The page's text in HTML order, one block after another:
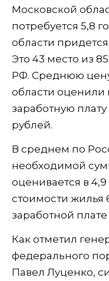
Московской
потребуется 5,8
области
Это 43 место из
РФ. Среднюю
области оценили
заработную
рублей.
В среднем по
необходимой
оценивается в
стоимости жилья
заработной
Как отметил
федерального
Павел Луценко,